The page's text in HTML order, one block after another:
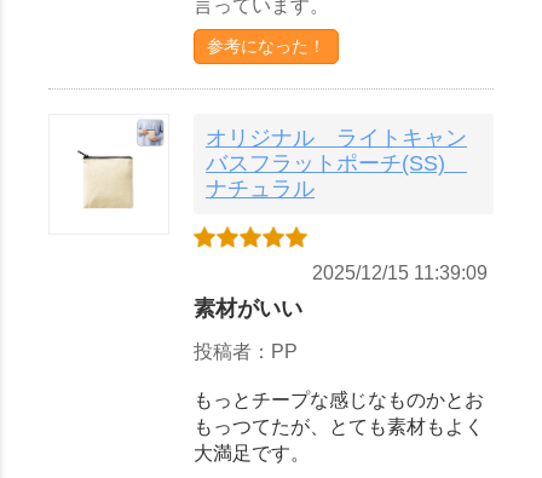
言っています。
参考になった！
オリジナル ライトキャン
バスフラットポーチ(SS)
ナチュラル
2025/12/15 11:39:09
素材がいい
投稿者：PP
もっとチープな感じなものかとお
もっつてたが、とても素材もよく
大満足です。